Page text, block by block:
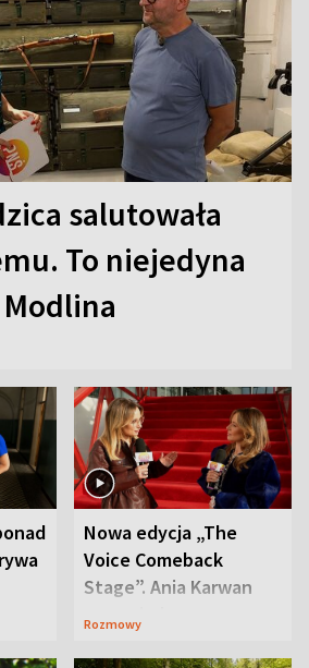
salutowała
To niejedyna
Nowa edycja „The
Voice Comeback
Stage”. Ania Karwan
zapowiada
Rozmowy